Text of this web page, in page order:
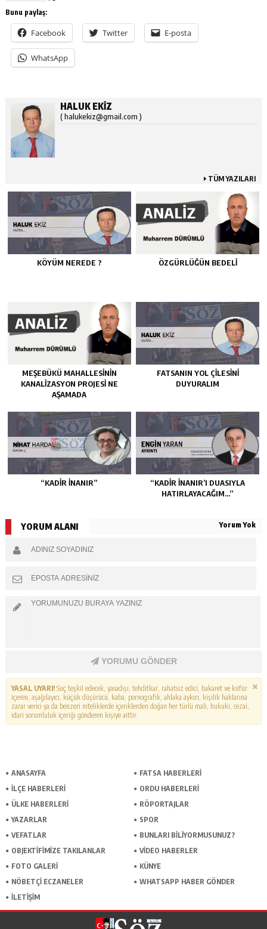
Bunu paylaş:
Facebook Twitter E-posta
WhatsApp
HALUK EKIZ
( halukekiz@gmail.com )
TÜM YAZILARI
KÖYÜM NEREDE ? ÖZGÜRLÜĞÜN BEDELİ
MEŞEBÜKÜ MAHALLESİNİN
KANALİZASYON PROJESİ NE
AŞAMADA
FATSANIN YOL ÇİLESİNİ
DUYURALIM
“KADIR İNANIR”
“KADIR İNANIR’I DUASIYLA
HATIRLAYACAĞIM…”
YORUM ALANI Yorum Yok
YORUMU GÖNDER
YASAL UYARI!Suç teşkil edecek, yasadışı, tehditkar, rahatsız edici, hakaret ve küfür
içeren, aşağılayıcı, küçük düşürücü, kaba, pornografik, ahlaka aykırı, kişilik haklarına
zarar verici ya da benzeri niteliklerde içeriklerden doğan her türlü mali, hukuki, cezai,
idari sorumluluk içeriği gönderen kişiye aittir.
ANASAYFA
FATSA HABERLERI
İLÇE HABERLERI
ORDU HABERLERI
ÜLKE HABERLERI
RÖPORTAJLAR
YAZARLAR
SPOR
VEFATLAR
BUNLARI BILIYORMUSUNUZ?
OBJEKTIFIMIZE TAKILANLAR
VIDEO HABERLER
FOTO GALERI
KÜNYE
NÖBETÇI ECZANELER
WHATSAPP HABER GÖNDER
İLETIŞIM